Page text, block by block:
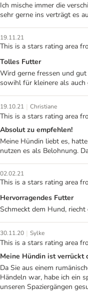
Ich mische immer die
sehr gerne ins verträgt es
19.11.21
This is a stars rating area
Tolles Futter
Wird gerne fressen und
sowihl für kleinere als
19.10.21 | Christiane
This is a stars rating area
Absolut zu empfehlen!
Meine Hündin liebt es,
nutzen es als Belohnung.
02.02.21
This is a stars rating area
Hervorragendes Futter
Schmeckt dem Hund,
30.11.20 | Sylke
This is a stars rating area
Meine Hündin ist verrückt
Da Sie aus einem
Händeln war, habe ich ein
unseren Spaziergängen